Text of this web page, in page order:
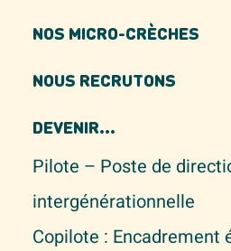
NOS MICRO-CRÈCHES
NOUS RECRUTONS
DEVENIR...
Pilote – Poste de
intergénérationnelle
Copilote : Encadrement